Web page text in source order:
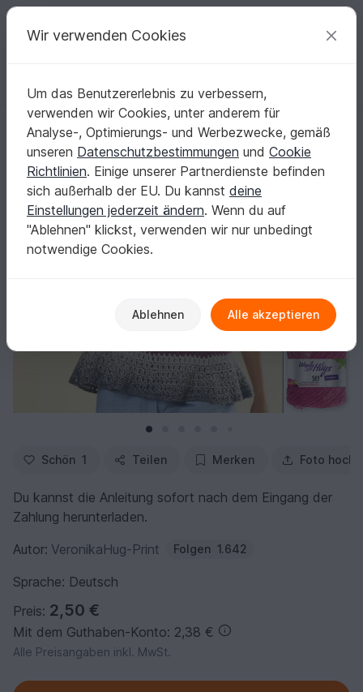
Deine kreativen Ideen
Deutsch | € (EUR) einloggen Kostenlos registrieren
Startseite Häkeln Damen Pullover & Poncho
HÄKELPULLI ROSENDUFT
HÄKELPULLI ROSENDUFT
Schön 1 Teilen Merken Foto
Du kannst die Anleitung sofort nach dem Eingang der
Zahlung herunterladen.
Autor: VeronikaHug-Print Folgen 1.642
Sprache: Deutsch
Preis: 2,50 €
Mit dem Guthaben-Konto: 2,38 €
Alle Preisangaben inkl. MwSt.
Wir verwenden Cookies
Um das Benutzererlebnis zu verbessern,
verwenden wir Cookies, unter anderem für
Analyse-, Optimierungs- und Werbezwecke, gemäß
unseren Datenschutzbestimmungen und Cookie
Richtlinien. Einige unserer Partnerdienste befinden
sich außerhalb der EU. Du kannst deine
Einstellungen jederzeit ändern. Wenn du auf
"Ablehnen" klickst, verwenden wir nur unbedingt
notwendige Cookies.
Ablehnen Alle akzeptieren